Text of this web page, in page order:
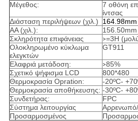
Μέγεθος:
7 οθόνη
ίντσας
Διάσταση περιλήψεων (χιλ.)
AA (χιλ.):
Σκληρότητα επιφάνειας
>=3H
Ολοκληρωμένο κύκλωμα
ελεγκτών
GT911
Ελαφριά μετάδοση: >85%
Σχετικό ψήφισμα LCD
800*480
Θερμοκρασία Opration:
-20ºC-
Θερμοκρασία αποθήκευσης: -30ºC-
Συνδετήρας:
FPC
Σύστημα λειτουργίας
Προσαρμοσμένος